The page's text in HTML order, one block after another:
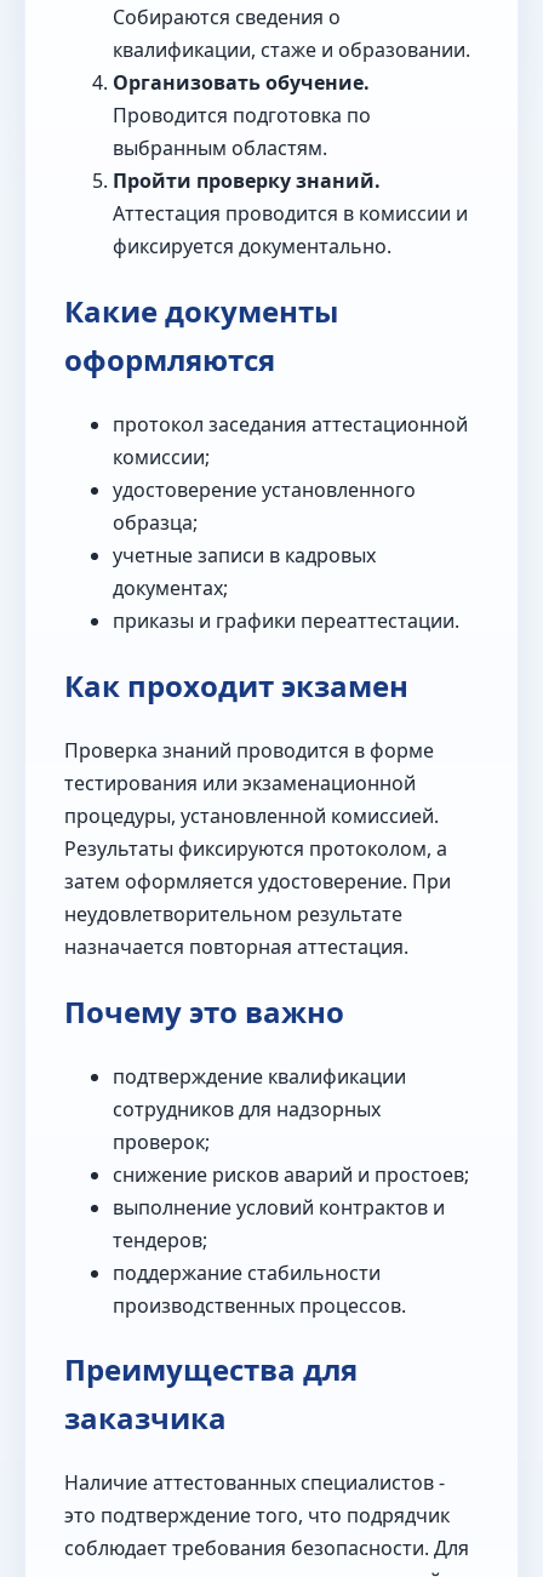
Собираются сведения о
квалификации, стаже и образовании.
Организовать обучение.
Проводится подготовка по
выбранным областям.
Пройти проверку знаний.
Аттестация проводится в комиссии и
фиксируется документально.
Какие документы
оформляются
протокол заседания аттестационной
комиссии;
удостоверение установленного
образца;
учетные записи в кадровых
документах;
приказы и графики переаттестации.
Как проходит экзамен
Проверка знаний проводится в форме
тестирования или экзаменационной
процедуры, установленной комиссией.
Результаты фиксируются протоколом, а
затем оформляется удостоверение. При
неудовлетворительном результате
назначается повторная аттестация.
Почему это важно
подтверждение квалификации
сотрудников для надзорных
проверок;
снижение рисков аварий и простоев;
выполнение условий контрактов и
тендеров;
поддержание стабильности
производственных процессов.
Преимущества для
заказчика
Наличие аттестованных специалистов -
это подтверждение того, что подрядчик
соблюдает требования безопасности. Для